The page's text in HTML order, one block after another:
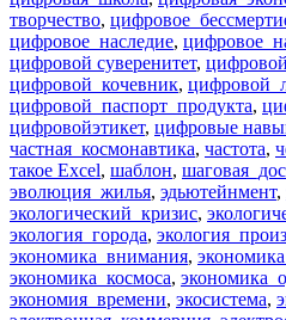
творчество,
цифровое_наследие,
цифровой суверенитет,
цифровой_кочевник,
цифровой_паспорт_продукта,
цифровойэтикет, цифровые
частная_космонавтика, частота,
такое Excel, шаблон,
эволюция_жилья, эдьютейнмент,
экологический_кризис,
экология_города,
экономика_внимания,
экономика_космоса,
экономия_времени, экосистема,